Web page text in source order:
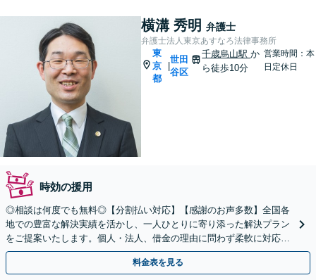
横溝 秀明 弁護士
弁護士法人東京あすなろ法律事務所
東
京
都
世田
谷区
千歳烏山駅か
ら徒歩10分
営業時間：本
日定休日
時効の援用
◎相談は何度でも無料◎【分割払い対応】【感謝のお声多数】全国各
地での豊富な解決実績を活かし、一人ひとりに寄り添った解決プラン
をご提案いたします。個人・法人、借金の理由に問わず柔軟に対応し
ますので、まずはお気軽にご相談を【千歳烏山駅15分】
料金表を見る